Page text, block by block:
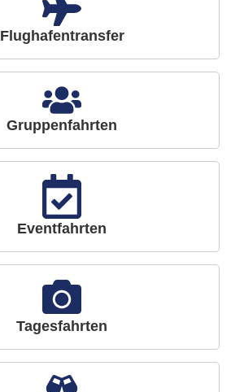
Flughafentransfer
Gruppenfahrten
Eventfahrten
Tagesfahrten